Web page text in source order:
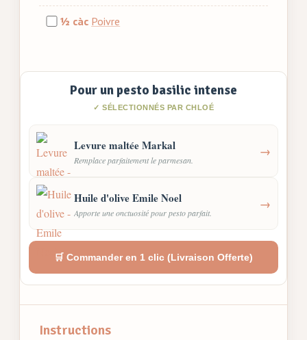
1⁄2 càc Poivre
Pour un pesto basilic intense
✓ SÉLECTIONNÉS PAR CHLOÉ
Levure maltée Markal
Remplace parfaitement le parmesan.
→
Huile d'olive Emile Noel
Apporte une onctuosité pour pesto parfait.
→
🛒 Commander en 1 clic (Livraison Offerte)
Instructions